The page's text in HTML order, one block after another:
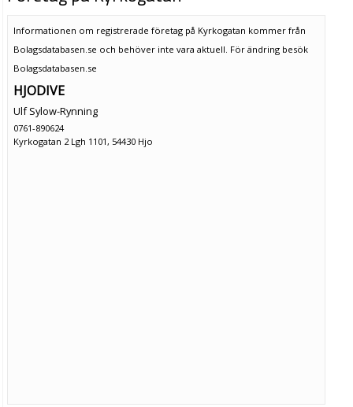
Informationen om registrerade företag på Kyrkogatan kommer från
Bolagsdatabasen.se och behöver inte vara aktuell. För ändring besök
Bolagsdatabasen.se
HJODIVE
Ulf Sylow-Rynning
0761-890624
Kyrkogatan 2 Lgh 1101, 54430 Hjo